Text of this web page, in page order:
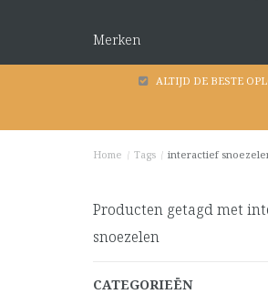
Merken
ALTIJD DE BESTE
Home / Tags / interactief
Producten getagd met
snoezelen
CATEGORIEËN